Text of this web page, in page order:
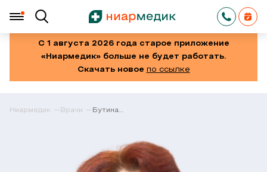
С 1 августа 2026 года старое приложение
«Ниармедик» больше не будет работать.
Скачать новое по ссылке
Ниармедик Врачи
Бутина